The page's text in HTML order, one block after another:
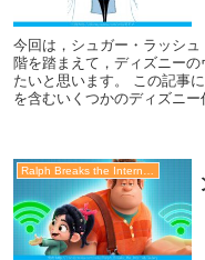
今回は，シュガー・ラッシ
階を踏まえて，ディズニー
たいと思います。 この記事
を含むいくつかのディズニー